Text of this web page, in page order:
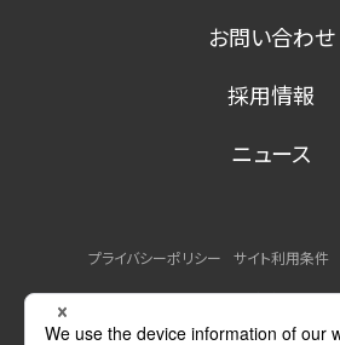
お問い合わせ
採用情報
ニュース
プライバシーポリシー サイト利用条件
MSDSの提供について